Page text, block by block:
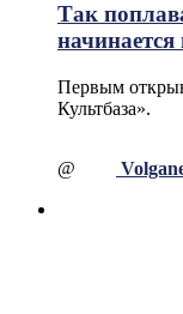
Так
Первым
Культбаза».
@